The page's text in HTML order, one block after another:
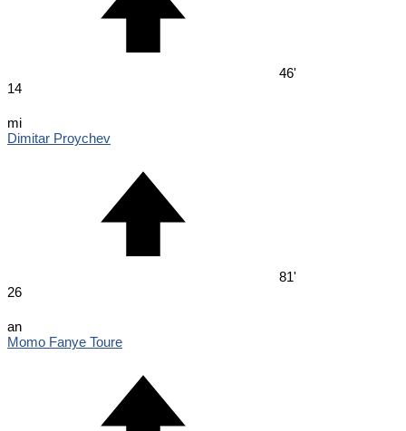
46'
14
mi
Dimitar Proychev
81'
26
an
Momo Fanye Toure